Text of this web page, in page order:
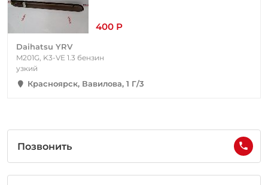
400 Р
Daihatsu YRV
M201G, K3-VE 1.3 бензин
узкий
Красноярск, Вавилова, 1 Г/3
Позвонить